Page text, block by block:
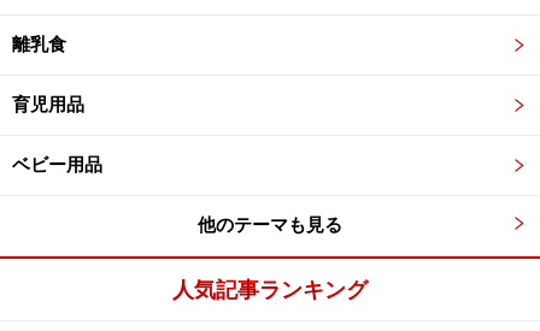
離乳食
育児用品
ベビー用品
他のテーマも見る
人気記事ランキング